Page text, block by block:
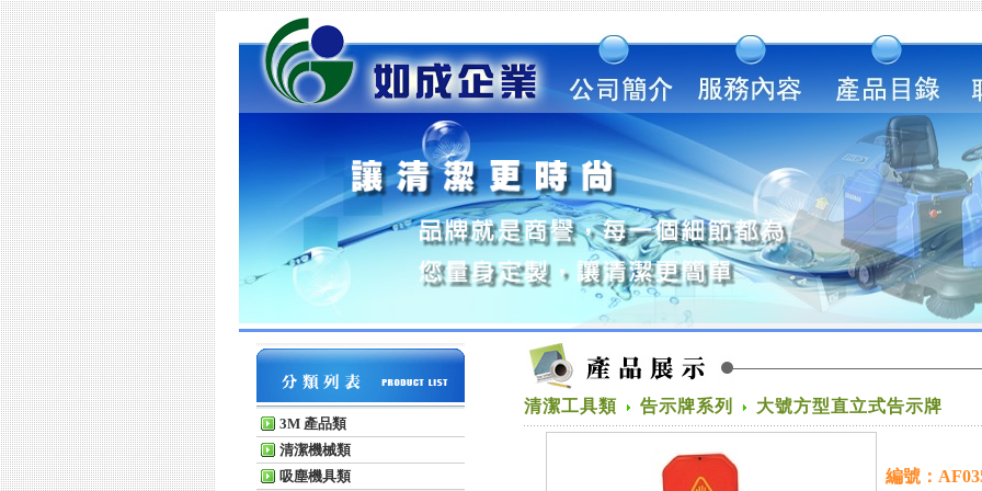
3M 產品類
清潔機械類
吸塵機具類
清潔工具類 告示牌系列 大號方型直立式告示牌
編號：